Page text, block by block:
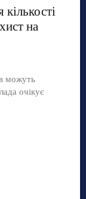
на
можуть
очікує